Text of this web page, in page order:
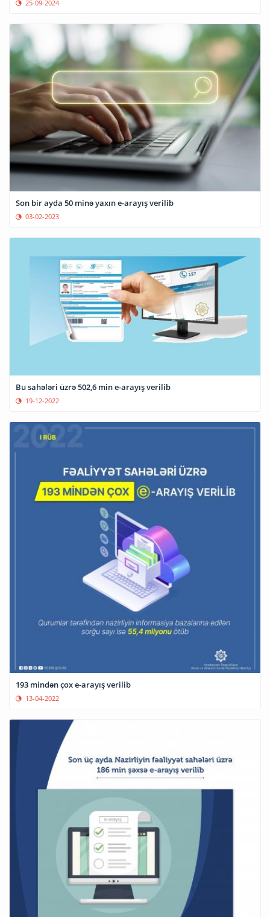
25-09-2024
Son bir ayda 50 minə yaxın e-arayış verilib
03-02-2023
Bu sahələri üzrə 502,6 min e-arayış verilib
19-12-2022
193 mindən çox e-arayış verilib
13-04-2022